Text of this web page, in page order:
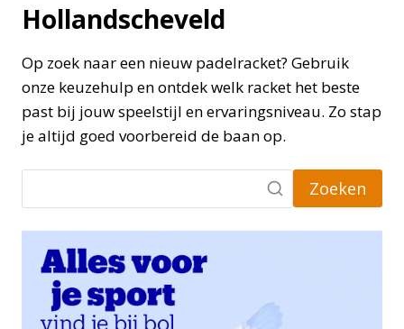
Hollandscheveld
Op zoek naar een nieuw padelracket? Gebruik
onze keuzehulp en ontdek welk racket het beste
past bij jouw speelstijl en ervaringsniveau. Zo stap
je altijd goed voorbereid de baan op.
Zoeken